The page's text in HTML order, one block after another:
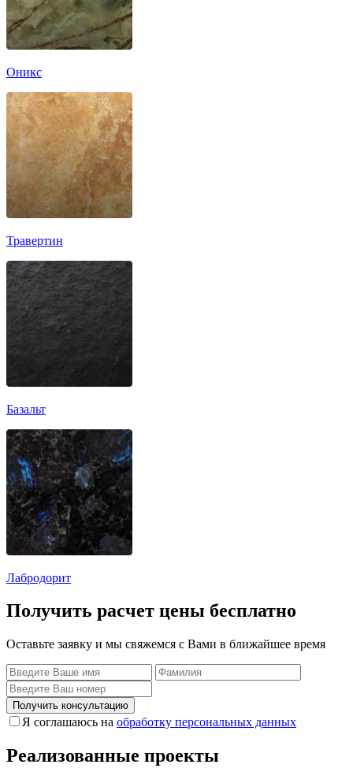
Оникс
Травертин
Базальт
Лабродорит
Получить расчет цены бесплатно
Оставьте заявку и мы свяжемся с Вами в ближайшее время
Получить консультацию
Я соглашаюсь на обработку персональных данных
Реализованные проекты